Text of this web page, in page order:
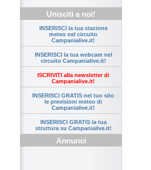
Unisciti a noi!
INSERISCI la tua stazione
meteo nel circuito
Campanialive.it!
INSERISCI la tua webcam nel
circuito Campanialive.it!
ISCRIVITI alla newsletter di
Campanialive.it!
INSERISCI GRATIS nel tuo sito
le previsioni meteo di
Campanialive.it!
INSERISCI GRATIS la tua
struttura su Campanialive.it!
Annunci